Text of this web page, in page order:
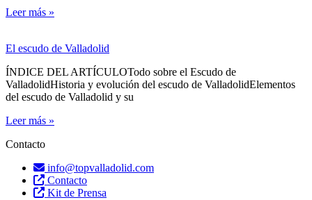
Leer más »
El escudo de Valladolid
ÍNDICE DEL ARTÍCULOTodo sobre el Escudo de
ValladolidHistoria y evolución del escudo de ValladolidElementos
del escudo de Valladolid y su
Leer más »
Contacto
info@topvalladolid.com
Contacto
Kit de Prensa